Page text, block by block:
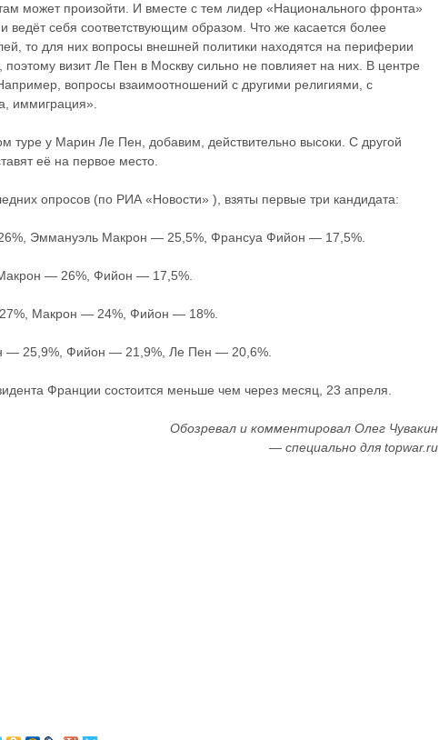
там может произойти. И вместе с тем лидер «Национального фронта»
и ведёт себя соответствующим образом. Что же касается более
то для них вопросы внешней политики находятся на периферии
поэтому визит Ле Пен в Москву сильно не повлияет на них. В центре
вопросы взаимоотношений с другими религиями, с
иммиграция».
туре у Марин Ле Пен, добавим, действительно высоки. С другой
её на первое место.
опросов (по РИА «Новости» ), взяты первые три кандидата:
Эммануэль Макрон — 25,5%, Франсуа Фийон — 17,5%.
— 26%, Фийон — 17,5%.
Макрон — 24%, Фийон — 18%.
— 25,9%, Фийон — 21,9%, Ле Пен — 20,6%.
Франции состоится меньше чем через месяц, 23 апреля.
Обозревал и комментировал Олег Чувакин
— специально для topwar.ru